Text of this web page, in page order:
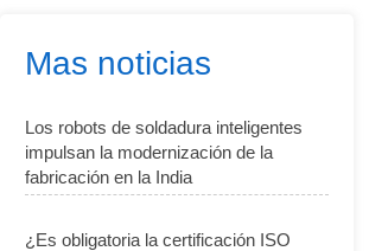
Mas noticias
Los robots de soldadura inteligentes
impulsan la modernización de la
fabricación en la India
¿Es obligatoria la certificación ISO